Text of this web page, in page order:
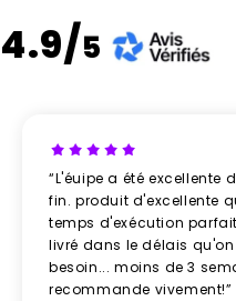
4.9/5
“L'éuipe a été excellente
fin. produit d'excellente
temps d'exécution
livré dans le délais
besoin... moins de 3
recommande vivement!”